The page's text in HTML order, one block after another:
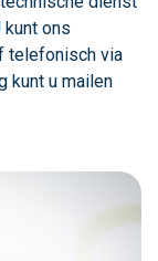
kunt ons
telefonisch via
kunt u mailen